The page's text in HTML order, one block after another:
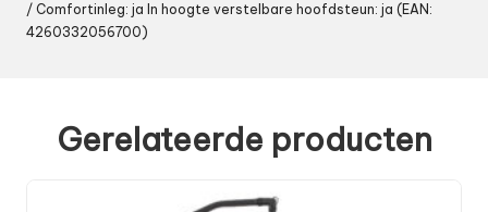
/ Comfortinleg: ja In hoogte verstelbare hoofdsteun: ja (EAN:
4260332056700)
Gerelateerde producten